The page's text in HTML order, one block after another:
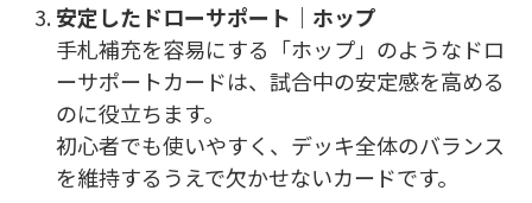
安定したドローサポート｜ホップ
手札補充を容易にする「ホップ」のようなドロ
ーサポートカードは、試合中の安定感を高める
のに役立ちます。
初心者でも使いやすく、デッキ全体のバランス
を維持するうえで欠かせないカードです。